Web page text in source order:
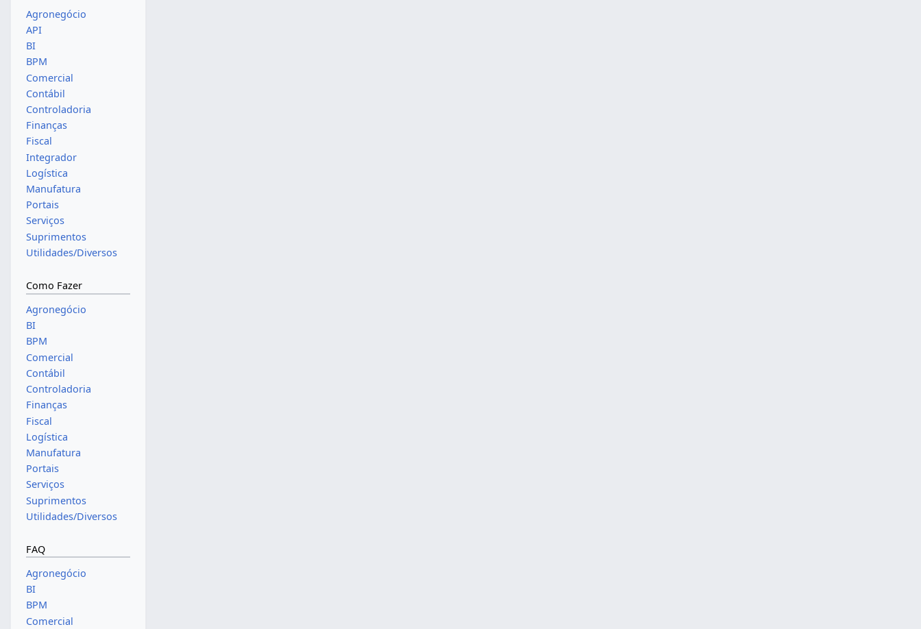
Agronegócio
API
BI
BPM
Comercial
Contábil
Controladoria
Finanças
Fiscal
Integrador
Logística
Manufatura
Portais
Serviços
Suprimentos
Utilidades/Diversos
Como Fazer
Agronegócio
BI
BPM
Comercial
Contábil
Controladoria
Finanças
Fiscal
Logística
Manufatura
Portais
Serviços
Suprimentos
Utilidades/Diversos
FAQ
Agronegócio
BI
BPM
Comercial